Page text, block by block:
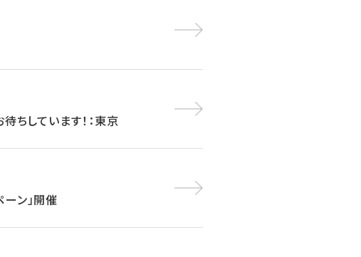
ちしています！：東京
ン」開催